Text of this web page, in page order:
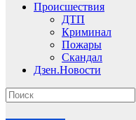
Происшествия
ДТП
Криминал
Пожары
Скандал
Дзен.Новости